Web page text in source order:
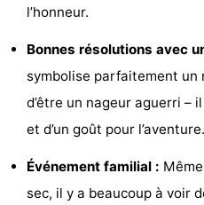
vélo
Équitation
Terrains
golf
Equitation
Boire
l’honneur.
Bonnes résolutions avec
symbolise parfaitement un
d’être un nageur aguerri –
et d’un goût pour l’aventure.
Événement familial :
sec, il y a beaucoup à voir